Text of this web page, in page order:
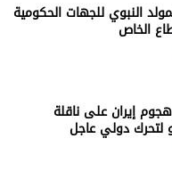
النبوي للجهات الحكومية
الخاص
إيران على ناقلة
لتحرك دولي عاجل